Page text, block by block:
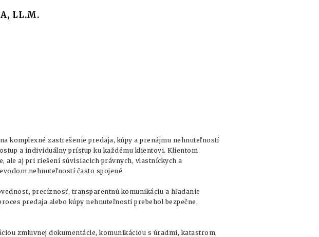
LL.M.
komplexné zastrešenie predaja, kúpy a prenájmu nehnuteľností
a individuálny prístup ku každému klientovi. Klientom
ale aj pri riešení súvisiacich právnych, vlastníckych a
nehnuteľností často spojené.
precíznosť, transparentnú komunikáciu a hľadanie
predaja alebo kúpy nehnuteľnosti prebehol bezpečne,
zmluvnej dokumentácie, komunikáciou s úradmi, katastrom,